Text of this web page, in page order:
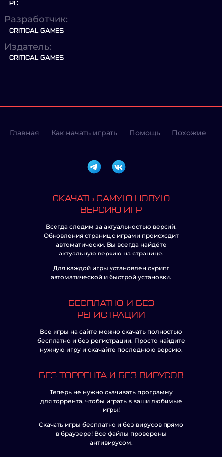
PC
Разработчик:
CRITICAL GAMES
Издатель:
CRITICAL GAMES
Главная Как начать играть Помощь Похожие
СКАЧАТЬ САМУЮ НОВУЮ
ВЕРСИЮ ИГР
Всегда следим за актуальностью версий.
Обновления страниц с играми происходит
автоматически. Вы всегда найдёте
актуальную версию на странице.
Для каждой игры установлен скрипт
автоматической и быстрой установки.
БЕСПЛАТНО И БЕЗ
РЕГИСТРАЦИИ
Все игры на сайте можно скачать полностью
бесплатно и без регистрации. Просто найдите
нужную игру и скачайте последнюю версию.
БЕЗ ТОРРЕНТА И БЕЗ ВИРУСОВ
Теперь не нужно скачивать программу
для торрента, чтобы играть в ваши любимые
игры!
Скачать игры бесплатно и без вирусов прямо
в браузере! Все файлы проверены
антивирусом.